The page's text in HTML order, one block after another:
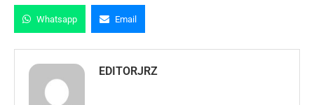
Whatsapp Email
EDITORJRZ